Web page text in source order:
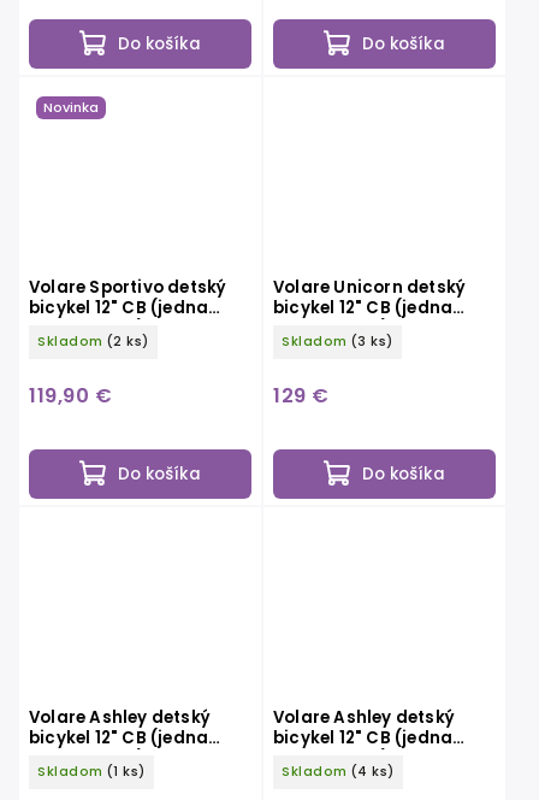
Do košíka Do košíka
Novinka
Volare Sportivo detský
bicykel 12" CB (jedna
ručná brzda), modrý
Skladom (2 ks)
119,90 €
Do košíka
Volare Unicorn detský
bicykel 12" CB (jedna
ručná brzda), ružový
Skladom (3 ks)
129 €
Do košíka
Volare Ashley detský
bicykel 12" CB (jedna
ručná brzda),
orgovánový
Skladom (1 ks)
Volare Ashley detský
bicykel 12" CB (jedna
ručná brzda), krémový
Skladom (4 ks)